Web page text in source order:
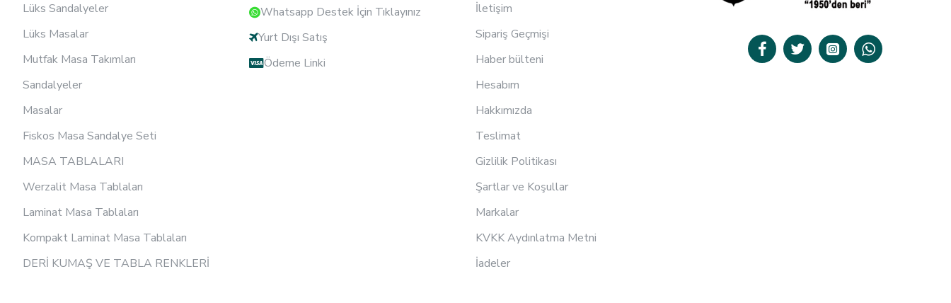
Lüks Sandalyeler
Lüks Masalar
Mutfak Masa Takımları
Sandalyeler
Masalar
Fiskos Masa Sandalye Seti
MASA TABLALARI
Werzalit Masa Tablaları
Laminat Masa Tablaları
Kompakt Laminat Masa Tablaları
DERİ KUMAŞ VE TABLA RENKLERİ
Whatsapp Destek İçin Tıklayınız
Yurt Dışı Satış
Ödeme Linki
İletişim
Sipariş Geçmişi
Haber bülteni
Hesabım
Hakkımızda
Teslimat
Gizlilik Politikası
Şartlar ve Koşullar
Markalar
KVKK Aydınlatma Metni
İadeler